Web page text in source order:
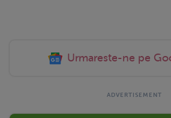
Urmareste-ne pe